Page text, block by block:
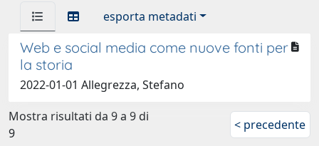
esporta metadati
Web e social media come nuove fonti per
la storia
2022-01-01 Allegrezza, Stefano
Mostra risultati da 9 a 9 di
9
< precedente